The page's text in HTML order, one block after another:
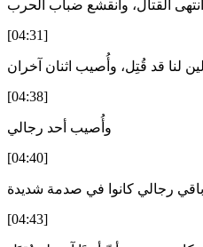
[04:31]
[04:38]
وأُصيب أحد رجالي
[04:40]
[04:43]